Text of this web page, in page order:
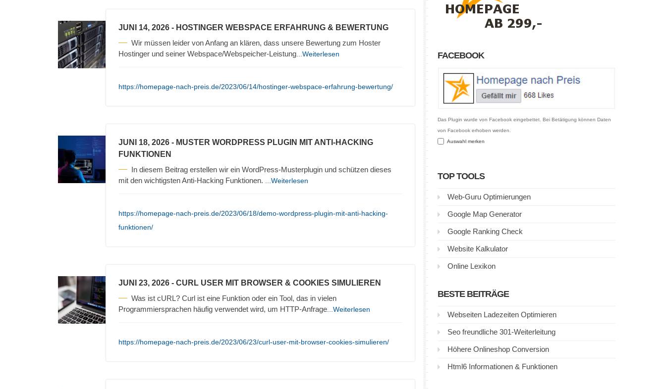
JUNI 14, 2026 - HOSTINGER WEBSPACE ERFAHRUNG & BEWERTUNG
Wir müssen leider von Anfang an klären, dass unsere Bewertung zum Hoster
Hostinger und seiner Webspace/Webspeicher-Leistung ...Weiterlesen
https://homepage-nach-preis.de/2023/06/14/hostinger-webspace-erfahrung-bewertung/
JUNI 18, 2026 - MUSTER WORDPRESS PLUGIN MIT ANTI-HACKING
FUNKTIONEN
In diesem Beitrag erstellen wir ein WordPress-Musterplugin und schützen dieses
mit den wichtigsten Anti-Hacking Funktionen.
...Weiterlesen
https://homepage-nach-preis.de/2023/06/18/demo-wordpress-plugin-mit-anti-hacking-
funktionen/
JUNI 23, 2026 - CURL USER MIT BROWSER & COOKIES SIMULIEREN
Was ist cURL? Curl ist eine Funktion oder ein Tool, das in vielen
Programmiersprachen häufig verwendet wird, um HTTP-Anfrage ...Weiterlesen
https://homepage-nach-preis.de/2023/06/23/curl-user-mit-browser-cookies-simulieren/
FACEBOOK
Das Plugin wurde von Facebook eingebettet. Bei Betätigung können Daten
von Facebook erhoben werden.
Auswahl merken
TOP TOOLS
Web-Guru Optimierungen
Google Map Generator
Google Ranking Check
Website Kalkulator
Online Lexikon
BESTE BEITRÄGE
Webseiten Ladezeiten Optimieren
Seo freundliche 301-Weiterleitung
Höhere Onlineshop Conversion
Html6 Informationen & Funktionen